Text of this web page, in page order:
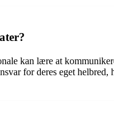
kan lære at
for deres eget